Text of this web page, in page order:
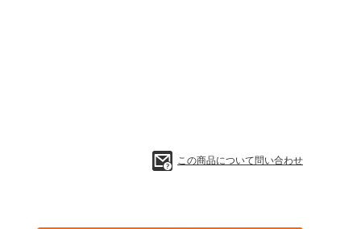
この商品について問い合わせ